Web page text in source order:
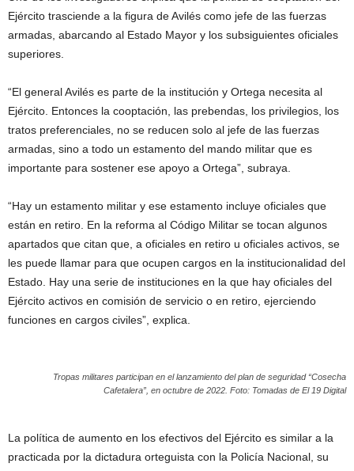
Ejército trasciende a la figura de Avilés como jefe de las fuerzas
armadas, abarcando al Estado Mayor y los subsiguientes oficiales
superiores.
“El general Avilés es parte de la institución y Ortega necesita al
Ejército. Entonces la cooptación, las prebendas, los privilegios, los
tratos preferenciales, no se reducen solo al jefe de las fuerzas
armadas, sino a todo un estamento del mando militar que es
importante para sostener ese apoyo a Ortega”, subraya.
“Hay un estamento militar y ese estamento incluye oficiales que
están en retiro. En la reforma al Código Militar se tocan algunos
apartados que citan que, a oficiales en retiro u oficiales activos, se
les puede llamar para que ocupen cargos en la institucionalidad del
Estado. Hay una serie de instituciones en la que hay oficiales del
Ejército activos en comisión de servicio o en retiro, ejerciendo
funciones en cargos civiles”, explica.
Tropas militares participan en el lanzamiento del plan de seguridad “Cosecha
Cafetalera”, en octubre de 2022. Foto: Tomadas de El 19 Digital
La política de aumento en los efectivos del Ejército es similar a la
practicada por la dictadura orteguista con la Policía Nacional, su